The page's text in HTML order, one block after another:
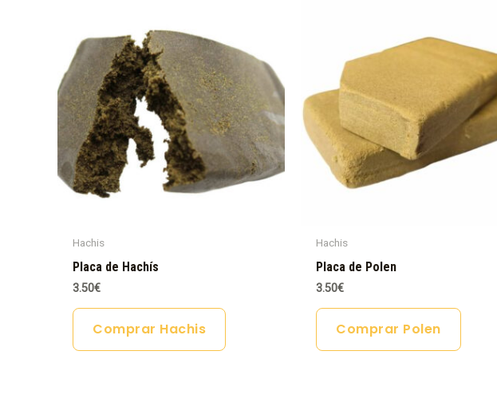
Hachis
Placa de Hachís
3.50€
Comprar Hachis
Hachis
Placa de Polen
3.50€
Comprar Polen